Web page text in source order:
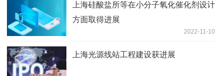
上海硅酸盐所等在小分子氧化催化剂设计
方面取得进展
2022-11-10
上海光源线站工程建设获进展